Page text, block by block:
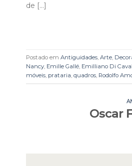
de […]
Postado em Antiguidades Arte
Nancy Emille Gallé Emilliano Di
móveis prataria quadros Rodolfo
Oscar